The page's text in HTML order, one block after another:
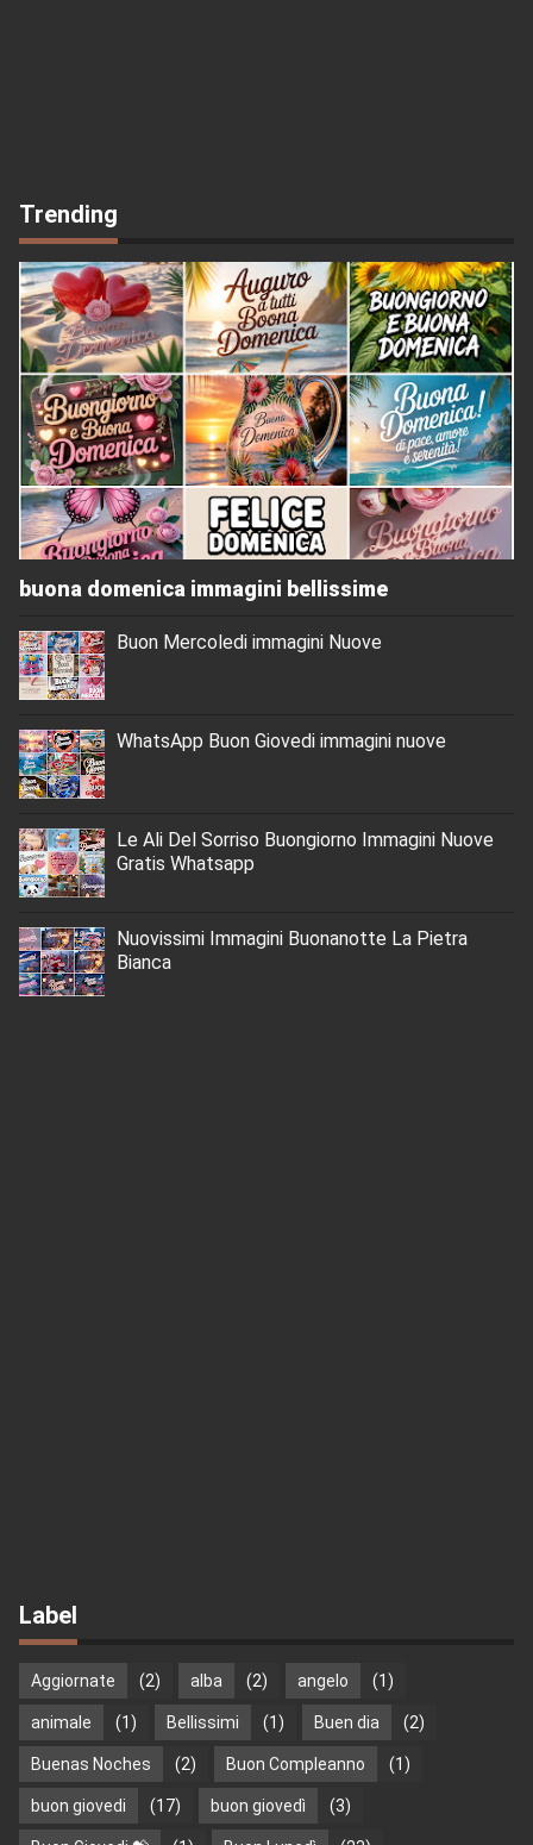
Trending
buona domenica immagini bellissime
Buon Mercoledi immagini Nuove
WhatsApp Buon Giovedi immagini nuove
Le Ali Del Sorriso Buongiorno Immagini Nuove
Gratis Whatsapp
Nuovissimi Immagini Buonanotte La Pietra
Bianca
Label
Aggiornate (2) alba (2) angelo (1)
animale (1) Bellissimi (1) Buen dia (2)
Buenas Noches (2) Buon Compleanno (1)
buon giovedi (17) buon giovedì (3)